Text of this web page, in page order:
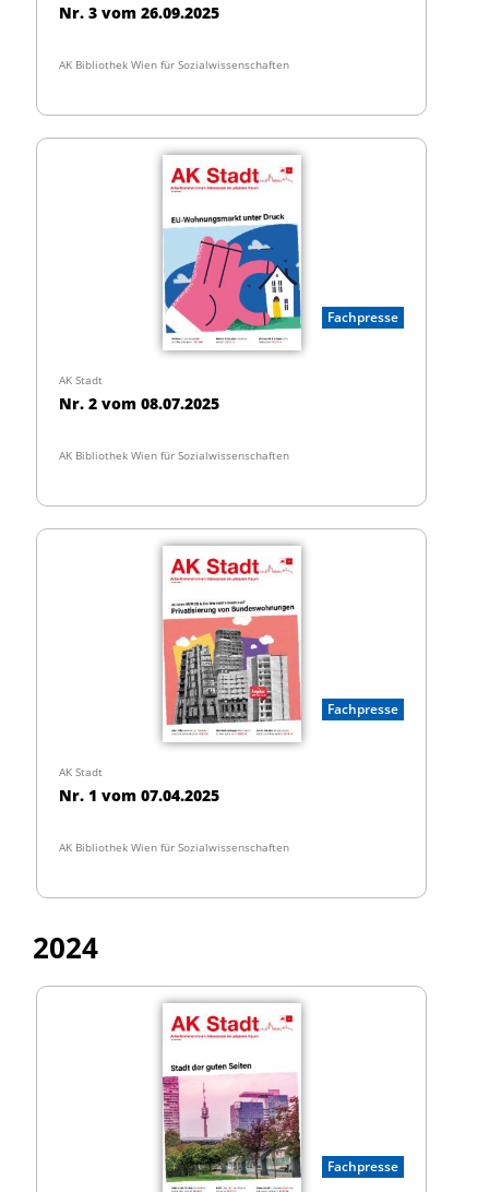
Nr. 3 vom 26.09.2025
AK Bibliothek Wien für Sozialwissenschaften
Fachpresse
AK Stadt
Nr. 2 vom 08.07.2025
AK Bibliothek Wien für Sozialwissenschaften
Fachpresse
AK Stadt
Nr. 1 vom 07.04.2025
AK Bibliothek Wien für Sozialwissenschaften
2024
Fachpresse